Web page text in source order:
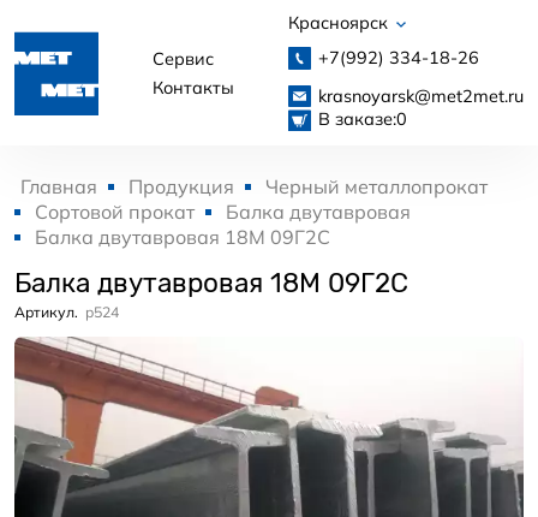
Сервис
Контакты
Красноярск
+7(992) 334-18-26
krasnoyarsk@met2met.ru
В заказе:0
Главная Продукция
Черный металлопрокат
Сортовой прокат
Балка двутавровая
Балка двутавровая 18М 09Г2С
Балка двутавровая 18М 09Г2С
Артикул. p524